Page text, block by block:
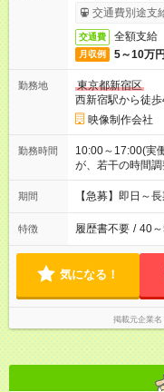
交通費別途支
交通費 全額支給
月収例 5～10万円
勤務地
東京都新宿区
西新宿駅から徒
映像制作会社
勤務時間
10:00～17:00(実
が、若干の時間調
期間 【急募】即日～
特徴 履歴書不要 / 40
気になる！
掲載元企業名